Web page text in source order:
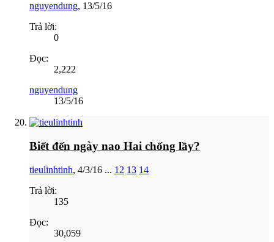
nguyendung, 13/5/16
Trả lời:
0
Đọc:
2,222
nguyendung
13/5/16
Biết đến ngày nao Hai chống lầy?
tieulinhtinh, 4/3/16 ... 12 13 14
Trả lời:
135
Đọc:
30,059